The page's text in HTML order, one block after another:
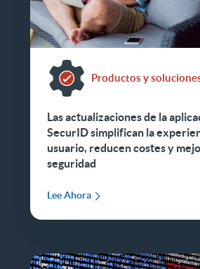
Productos y
Las actualizaciones de la
SecurID simplifican la
usuario, reducen costes y
seguridad
Lee Ahora